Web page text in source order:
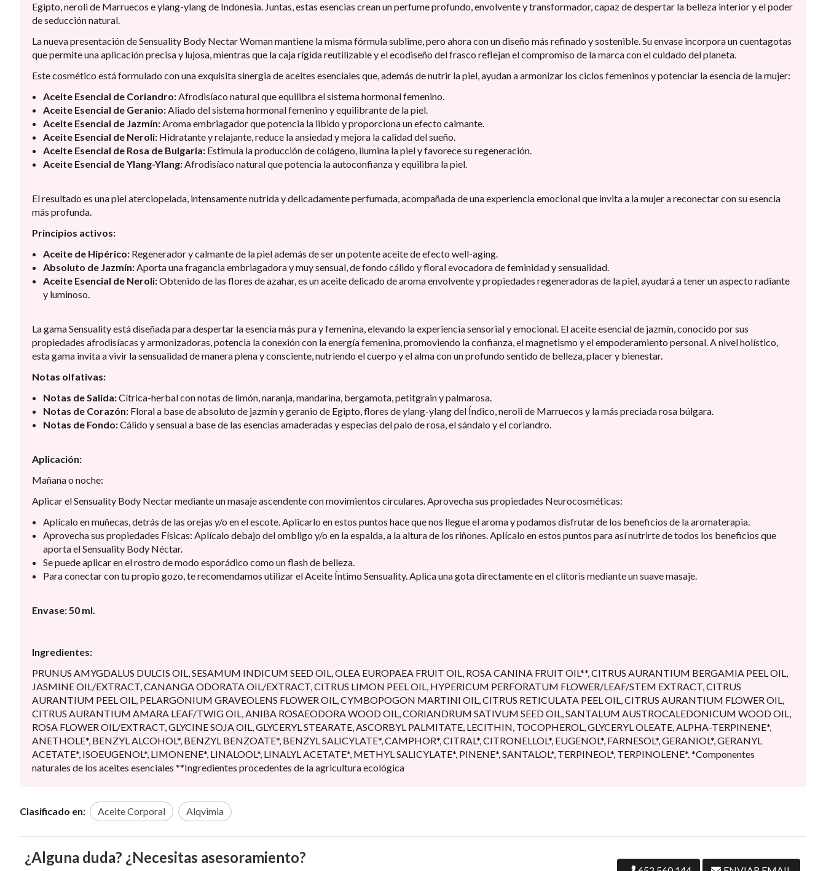
Egipto, neroli de Marruecos e ylang-ylang de Indonesia. Juntas, estas esencias crean un perfume profundo, envolvente y transformador, capaz de despertar la belleza interior y el poder
de seducción natural.
La nueva presentación de Sensuality Body Nectar Woman mantiene la misma fórmula sublime, pero ahora con un diseño más refinado y sostenible. Su envase incorpora un cuentagotas
que permite una aplicación precisa y lujosa, mientras que la caja rígida reutilizable y el ecodiseño del frasco reflejan el compromiso de la marca con el cuidado del planeta.
Este cosmético está formulado con una exquisita sinergia de aceites esenciales que, además de nutrir la piel, ayudan a armonizar los ciclos femeninos y potenciar la esencia de la mujer:
Aceite Esencial de Coriandro:Afrodisíaco natural que equilibra el sistema hormonal femenino.
Aceite Esencial de Geranio:Aliado del sistema hormonal femenino y equilibrante de la piel.
Aceite Esencial de Jazmín:Aroma embriagador que potencia la libido y proporciona un efecto calmante.
Aceite Esencial de Neroli: Hidratante y relajante, reduce la ansiedad y mejora la calidad del sueño.
Aceite Esencial de Rosa de Bulgaria: Estimula la producción de colágeno, ilumina la piel y favorece su regeneración.
Aceite Esencial de Ylang-Ylang:Afrodisíaco natural que potencia la autoconfianza y equilibra la piel.
El resultado es una piel aterciopelada, intensamente nutrida y delicadamente perfumada, acompañada de una experiencia emocional que invita a la mujer a reconectar con su esencia
más profunda.
Principios activos:
Aceite de Hipérico: Regenerador y calmante de la piel además de ser un potente aceite de efecto well-aging.
Absoluto de Jazmín:Aporta una fragancia embriagadora y muy sensual, de fondo cálido y floral evocadora de feminidad y sensualidad.
Aceite Esencial de Neroli:Obtenido de las flores de azahar, es un aceite delicado de aroma envolvente y propiedades regeneradoras de la piel, ayudará a tener un aspecto radiante
y luminoso.
La gama Sensuality está diseñada para despertar la esencia más pura y femenina, elevando la experiencia sensorial y emocional. El aceite esencial de jazmín, conocido por sus
propiedades afrodisíacas y armonizadoras, potencia la conexión con la energía femenina, promoviendo la confianza, el magnetismo y el empoderamiento personal. A nivel holístico,
esta gama invita a vivir la sensualidad de manera plena y consciente, nutriendo el cuerpo y el alma con un profundo sentido de belleza, placer y bienestar.
Notas olfativas:
Notas de Salida:Cítrica-herbal con notas de limón, naranja, mandarina, bergamota, petitgrain y palmarosa.
Notas de Corazón: Floral a base de absoluto de jazmín y geranio de Egipto, flores de ylang-ylang del Índico, neroli de Marruecos y la más preciada rosa búlgara.
Notas de Fondo:Cálido y sensual a base de las esencias amaderadas y especias del palo de rosa, el sándalo y el coriandro.
Aplicación:
Mañana o noche:
Aplicar el Sensuality Body Nectar mediante un masaje ascendente con movimientos circulares. Aprovecha sus propiedades Neurocosméticas:
Aplícalo en muñecas, detrás de las orejas y/o en el escote. Aplicarlo en estos puntos hace que nos llegue el aroma y podamos disfrutar de los beneficios de la aromaterapia.
Aprovecha sus propiedades Físicas: Aplícalo debajo del ombligo y/o en la espalda, a la altura de los riñones. Aplícalo en estos puntos para así nutrirte de todos los beneficios que
aporta el Sensuality Body Néctar.
Se puede aplicar en el rostro de modo esporádico como un flash de belleza.
Para conectar con tu propio gozo, te recomendamos utilizar el Aceite Íntimo Sensuality. Aplica una gota directamente en el clítoris mediante un suave masaje.
Envase: 50 ml.
Ingredientes:
PRUNUS AMYGDALUS DULCIS OIL, SESAMUM INDICUM SEED OIL, OLEA EUROPAEA FRUIT OIL, ROSA CANINA FRUIT OIL**, CITRUS AURANTIUM BERGAMIA PEEL OIL,
JASMINE OIL/EXTRACT, CANANGA ODORATA OIL/EXTRACT, CITRUS LIMON PEEL OIL, HYPERICUM PERFORATUM FLOWER/LEAF/STEM EXTRACT, CITRUS
AURANTIUM PEEL OIL, PELARGONIUM GRAVEOLENS FLOWER OIL, CYMBOPOGON MARTINI OIL, CITRUS RETICULATA PEEL OIL, CITRUS AURANTIUM FLOWER OIL,
CITRUS AURANTIUM AMARA LEAF/TWIG OIL, ANIBA ROSAEODORA WOOD OIL, CORIANDRUM SATIVUM SEED OIL, SANTALUM AUSTROCALEDONICUM WOOD OIL,
ROSA FLOWER OIL/EXTRACT, GLYCINE SOJA OIL, GLYCERYL STEARATE, ASCORBYL PALMITATE, LECITHIN, TOCOPHEROL, GLYCERYL OLEATE, ALPHA-TERPINENE*,
ANETHOLE*, BENZYL ALCOHOL*, BENZYL BENZOATE*, BENZYL SALICYLATE*, CAMPHOR*, CITRAL*, CITRONELLOL*, EUGENOL*, FARNESOL*, GERANIOL*, GERANYL
ACETATE*, ISOEUGENOL*, LIMONENE*, LINALOOL*, LINALYL ACETATE*, METHYL SALICYLATE*, PINENE*, SANTALOL*, TERPINEOL*, TERPINOLENE*. *Componentes
naturales de los aceites esenciales **Ingredientes procedentes de la agricultura ecológica
Clasificado en: Aceite Corporal Alqvimia
¿Alguna duda? ¿Necesitas asesoramiento?